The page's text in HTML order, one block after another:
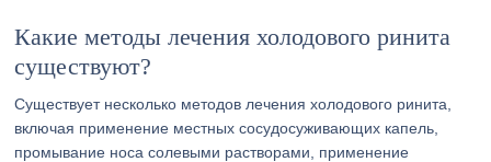
Какие методы лечения холодового ринита
существуют?
Существует несколько методов лечения холодового ринита,
включая применение местных сосудосуживающих капель,
промывание носа солевыми растворами, применение